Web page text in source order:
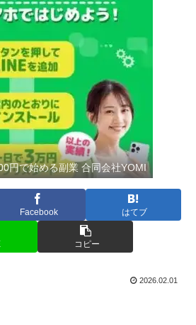
円で始める副業 合同会社YOMI
Facebook はてブ
コピー
2026.02.01